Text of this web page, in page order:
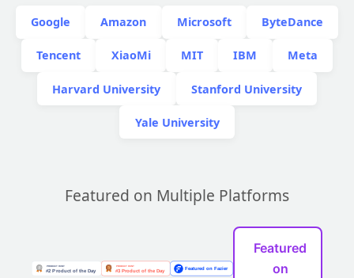
Google Amazon Microsoft ByteDance
Tencent XiaoMi MIT IBM Meta
Harvard University Stanford University
Yale University
Featured on Multiple Platforms
Featured
on